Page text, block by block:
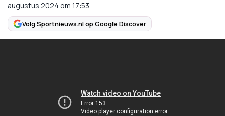
augustus 2024 om 17:53
Volg Sportnieuws.nl op Google Discover